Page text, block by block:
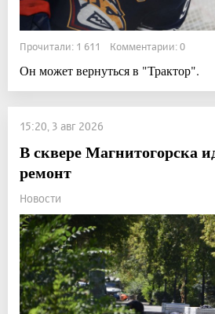
Прочитали: 1 611 Комментарии: 0
Он может вернуться в "Трактор".
15:20, 3 авг 2026
В сквере Магнитогорска
ремонт
Новости